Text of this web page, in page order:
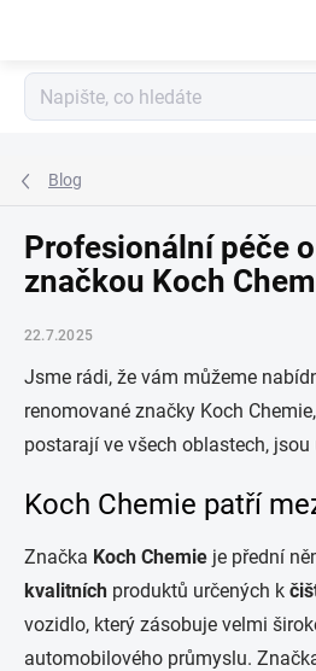
obsah
Blog
Profesionální péče
značkou Koch
22.7.2025
Jsme rádi, že vám můžeme
renomované značky Koch
postarají ve všech oblastech, jsou
Koch Chemie patří
Značka Koch Chemie je přední
kvalitních produktů určených k
vozidlo, který zásobuje velmi
automobilového průmyslu.